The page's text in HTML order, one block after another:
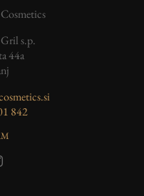
s.p.
44a
842